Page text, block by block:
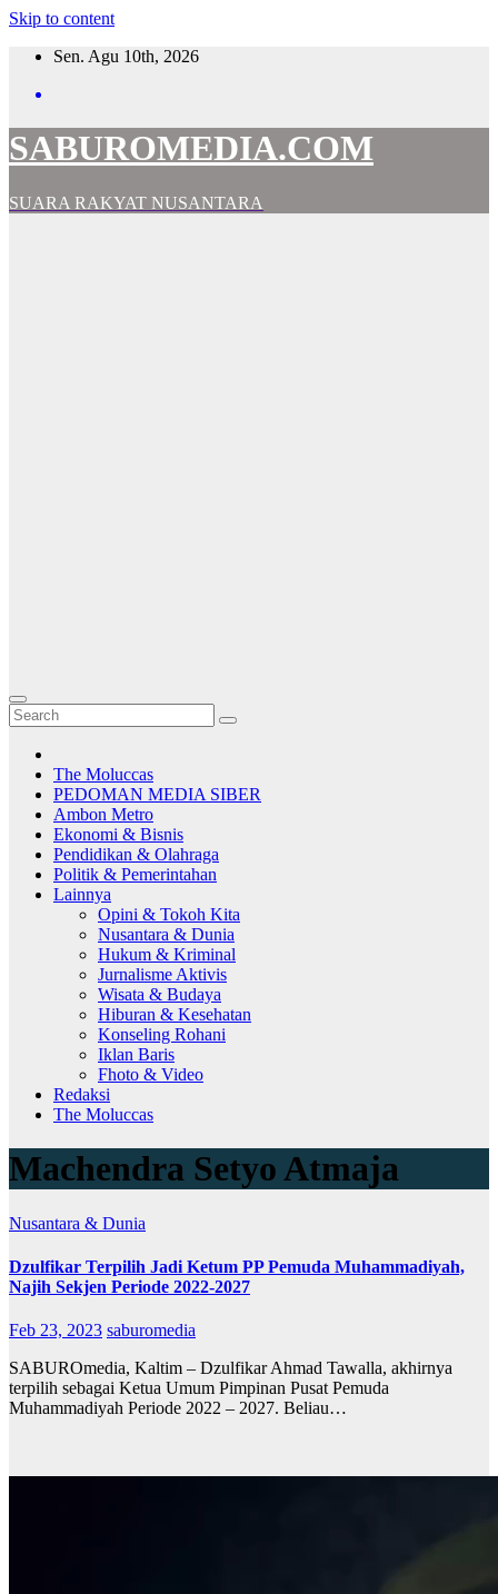
Skip to content
Sen. Agu 10th, 2026
SABUROMEDIA.COM
SUARA RAKYAT NUSANTARA
The Moluccas
PEDOMAN MEDIA SIBER
Ambon Metro
Ekonomi & Bisnis
Pendidikan & Olahraga
Politik & Pemerintahan
Lainnya
Opini & Tokoh Kita
Nusantara & Dunia
Hukum & Kriminal
Jurnalisme Aktivis
Wisata & Budaya
Hiburan & Kesehatan
Konseling Rohani
Iklan Baris
Fhoto & Video
Redaksi
The Moluccas
Machendra Setyo Atmaja
Nusantara & Dunia
Dzulfikar Terpilih Jadi Ketum PP Pemuda Muhammadiyah,
Najih Sekjen Periode 2022-2027
Feb 23, 2023 saburomedia
SABUROmedia, Kaltim – Dzulfikar Ahmad Tawalla, akhirnya
terpilih sebagai Ketua Umum Pimpinan Pusat Pemuda
Muhammadiyah Periode 2022 – 2027. Beliau…